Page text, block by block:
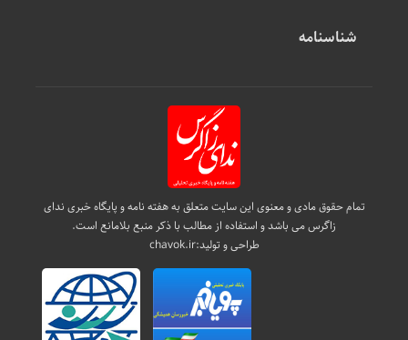
شناسنامه
تمام حقوق مادی و معنوی این سایت متعلق به هفته نامه و پایگاه خبری ندای
زاگرس می باشد و استفاده از مطالب با ذکر منبع بلامانع است.
طراحی و تولید:chavok.ir